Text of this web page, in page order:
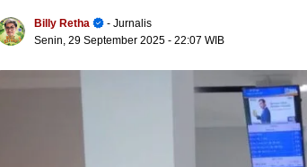
Billy Retha
- Jurnalis
Senin, 29 September 2025 - 22:07 WIB